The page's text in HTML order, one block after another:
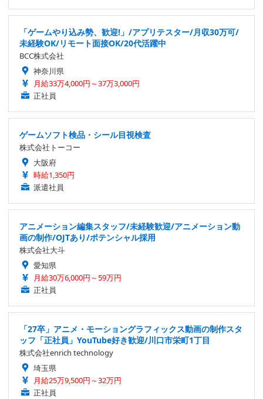
「ゲームやり込み勢、歓迎!」/アプリテスター/月収30万可/
未経験OK/リモート面接OK/20代活躍中
BCC株式会社
神奈川県
月給33万4,000円～37万3,000円
正社員
ゲームソフト検品・シール目視検査
株式会社トーコー
大阪府
時給1,350円
派遣社員
アニメーション編集スタッフ/未経験歓迎/アニメーション動
画の制作/OJTあり/ポテンシャル採用
株式会社大斗
愛知県
月給30万6,000円～59万円
正社員
「27卒」アニメ・モーショングラフィックス動画の制作スタ
ッフ「正社員」YouTube好き歓迎/川口市栄町1丁目
株式会社enrich technology
埼玉県
月給25万9,500円～32万円
正社員